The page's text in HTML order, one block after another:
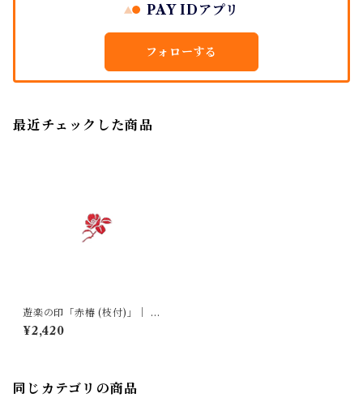
PAY IDアプリ
フォローする
最近チェックした商品
遊楽の印「赤椿 (枝付)」｜ 工
房 蓮
¥2,420
同じカテゴリの商品